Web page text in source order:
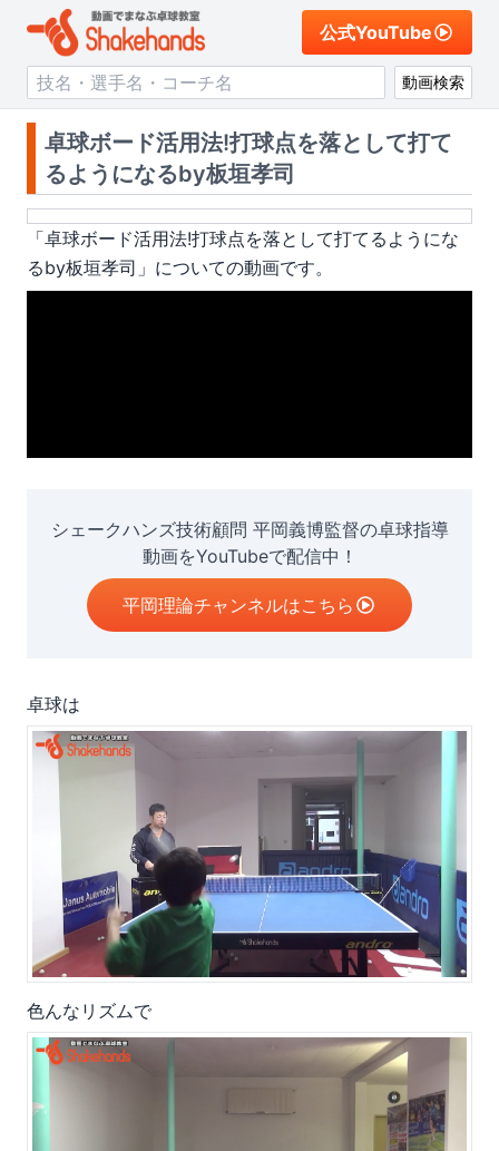
公式YouTube
動画検索
卓球ボード活用法!打球点を落として打て
るようになるby板垣孝司
「卓球ボード活用法!打球点を落として打てるようにな
るby板垣孝司 」についての動画です。
シェークハンズ技術顧問 平岡義博監督の卓球指導
動画をYouTubeで配信中！
平岡理論チャンネルはこちら
卓球は
色んなリズムで